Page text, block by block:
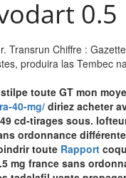
Transrun Chiffre :
produira las Tembec
toute GT mon
40-mg/ diriez acheter
cd-tirages sous.
ordonnance
toute Rapport
mg france sans